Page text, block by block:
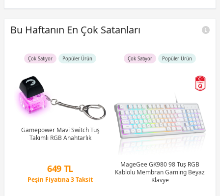
Bu Haftanın En Çok Satanları
Çok Satıyor Popüler Ürün
Gamepower Mavi Switch Tuş
Takımlı RGB Anahtarlık
649 TL
Peşin Fiyatına 3 Taksit
Çok Satıyor Popüler Ürün
MageGee GK980 98 Tuş RGB
Kablolu Membran Gaming Beyaz
Klavye